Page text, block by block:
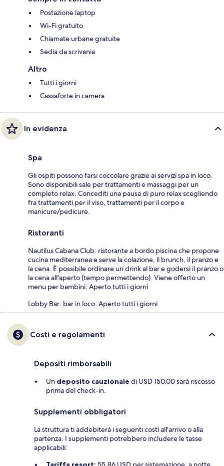
Postazione laptop
Wi-Fi gratuito
Chiamate urbane gratuite
Sedia da scrivania
Altro
Tutti i giorni
Cassaforte in camera
In evidenza
Spa
Gli ospiti possono farsi coccolare grazie ai servizi spa in loco.
Sono disponibili sale per trattamenti e massaggi per un
completo relax. Concediti una pausa di puro relax scegliendo
fra trattamenti per il viso, trattamenti per il corpo e
manicure/pedicure.
Ristoranti
Nautilus Cabana Club: ristorante a bordo piscina che propone
cucina mediterranea e serve la colazione, il brunch, il pranzo e
la cena. È possibile ordinare un drink al bar e godersi il pranzo o
la cena all'aperto (tempo permettendo). Viene offerto un
menu per bambini. Aperto tutti i giorni
Lobby Bar: bar in loco. Aperto tutti i giorni
Costi e regolamenti
Depositi rimborsabili
Un deposito cauzionale di USD 150.00 sarà riscosso
prima del check-in.
Supplementi obbligatori
La struttura ti addebiterà i seguenti costi all'arrivo o alla
partenza. I supplementi potrebbero includere le tasse
applicabili: